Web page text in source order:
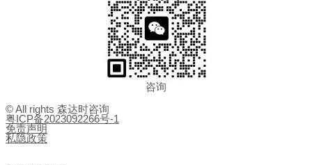
咨询
© All rights 森达时咨询
粤ICP备2023092266号-1
免责声明
私隐政策